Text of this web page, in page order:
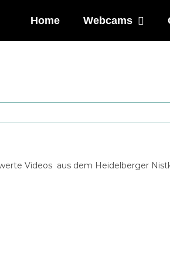
Home Webcams
Videos aus dem Heidelberger